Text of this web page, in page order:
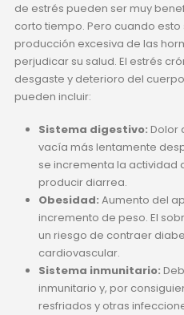
de estrés pueden ser muy
corto tiempo. Pero cuando
producción excesiva de las
perjudicar su salud. El estrés
desgaste y deterioro del
pueden incluir:
Sistema digestivo: Dolor
vacía más lentamente
se incrementa la actividad
producir diarrea.
Obesidad: Aumento del
incremento de peso. El
un riesgo de contraer
cardiovascular.
Sistema inmunitario:
inmunitario y, por
resfriados y otras